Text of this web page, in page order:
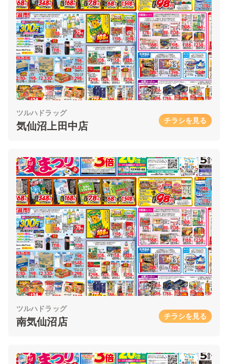
ツルハドラッグ
気仙沼上田中店 チラシを見る
ツルハドラッグ
南気仙沼店 チラシを見る